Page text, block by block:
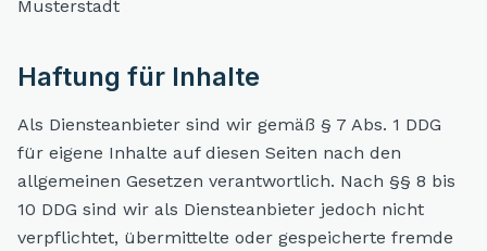
Musterstadt
Haftung für Inhalte
Als Diensteanbieter sind wir gemäß § 7 Abs. 1 DDG
für eigene Inhalte auf diesen Seiten nach den
allgemeinen Gesetzen verantwortlich. Nach §§ 8 bis
10 DDG sind wir als Diensteanbieter jedoch nicht
verpflichtet, übermittelte oder gespeicherte fremde